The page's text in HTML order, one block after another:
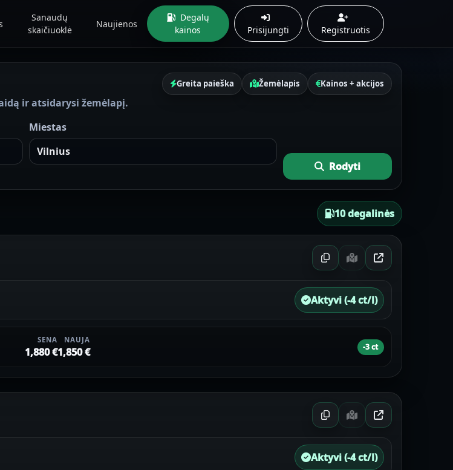
Sanaudų
skaičiuoklė
Naujienos
Degalų
kainos
Prisijungti Registruotis
ir atsidarysi žemėlapį.
Greita paieška Žemėlapis Kainos + akcijos
Miestas
Rodyti
10 degalinės
Aktyvi (-4 ct/l)
SENA
1,880 €
NAUJA
1,850 € -3 ct
Aktyvi (-4 ct/l)